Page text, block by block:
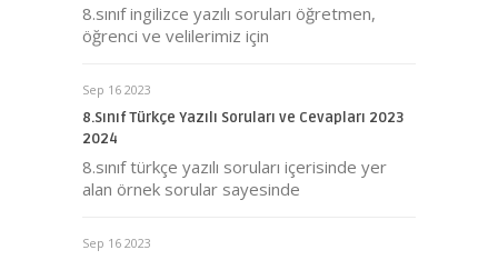
8.sınıf ingilizce yazılı soruları öğretmen,
öğrenci ve velilerimiz için
Sep 16 2023
8.Sınıf Türkçe Yazılı Soruları ve Cevapları 2023
2024
8.sınıf türkçe yazılı soruları içerisinde yer
alan örnek sorular sayesinde
Sep 16 2023